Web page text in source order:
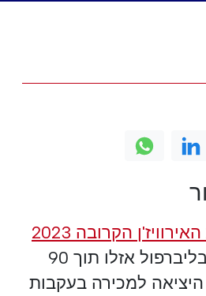
הקרובה 2023
המופע המתקיים בליברפול אזלו תוך 90
למכירה בעקבות